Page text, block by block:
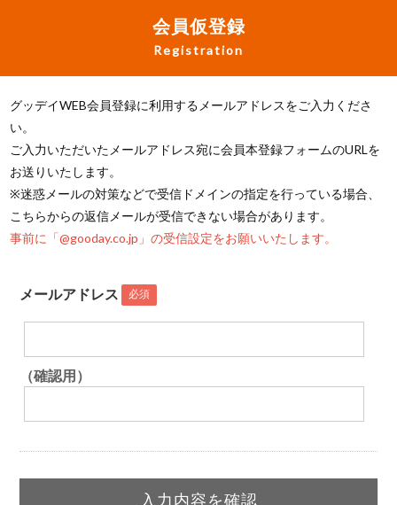
会員仮登録
Registration
グッデイWEB会員登録に利用するメールアドレスをご入力くださ
い。
ご入力いただいたメールアドレス宛に会員本登録フォームのURLを
お送りいたします。
※迷惑メールの対策などで受信ドメインの指定を行っている場合、
こちらからの返信メールが受信できない場合があります。
事前に「@gooday.co.jp」の受信設定をお願いいたします。
メールアドレス 必須
（確認用）